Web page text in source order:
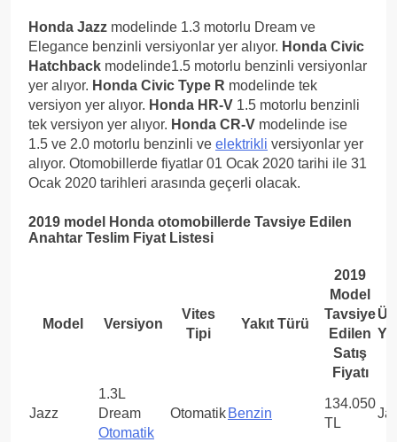
Honda Jazz modelinde 1.3 motorlu Dream ve
Elegance benzinli versiyonlar yer alıyor. Honda Civic
Hatchback modelinde1.5 motorlu benzinli versiyonlar
yer alıyor. Honda Civic Type R modelinde tek
versiyon yer alıyor. Honda HR-V 1.5 motorlu benzinli
tek versiyon yer alıyor. Honda CR-V modelinde ise
1.5 ve 2.0 motorlu benzinli ve elektrikli versiyonlar yer
alıyor. Otomobillerde fiyatlar 01 Ocak 2020 tarihi ile 31
Ocak 2020 tarihleri arasında geçerli olacak.
2019 model Honda otomobillerde Tavsiye Edilen
Anahtar Teslim Fiyat Listesi
Model Versiyon
Vites
Tipi
Yakıt Türü
2019
Model
Tavsiye
Edilen
Satış
Fiyatı
Jazz
1.3L
Dream
Otomatik
Otomatik Benzin
134.050
TL